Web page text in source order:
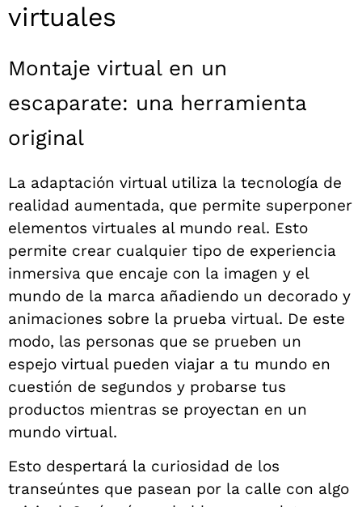
virtuales
Montaje virtual en un
escaparate: una herramienta
original
La adaptación virtual utiliza la tecnología de
realidad aumentada, que permite superponer
elementos virtuales al mundo real. Esto
permite crear cualquier tipo de experiencia
inmersiva que encaje con la imagen y el
mundo de la marca añadiendo un decorado y
animaciones sobre la prueba virtual. De este
modo, las personas que se prueben un
espejo virtual pueden viajar a tu mundo en
cuestión de segundos y probarse tus
productos mientras se proyectan en un
mundo virtual.
Esto despertará la curiosidad de los
transeúntes que pasean por la calle con algo